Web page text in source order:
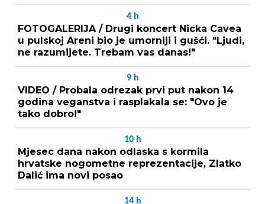
4 h
FOTOGALERIJA / Drugi koncert Nicka Cavea
u pulskoj Areni bio je umorniji i gušći. "Ljudi,
ne razumijete. Trebam vas danas!"
9 h
VIDEO / Probala odrezak prvi put nakon 14
godina veganstva i rasplakala se: "Ovo je
tako dobro!"
10 h
Mjesec dana nakon odlaska s kormila
hrvatske nogometne reprezentacije, Zlatko
Dalić ima novi posao
14 h